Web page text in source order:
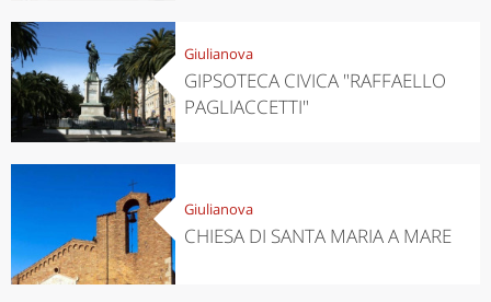
Giulianova
GIPSOTECA CIVICA "RAFFAELLO
PAGLIACCETTI"
Giulianova
CHIESA DI SANTA MARIA A MARE